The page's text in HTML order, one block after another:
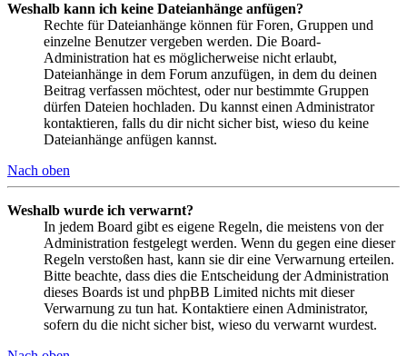
Weshalb kann ich keine Dateianhänge anfügen?
Rechte für Dateianhänge können für Foren, Gruppen und
einzelne Benutzer vergeben werden. Die Board-
Administration hat es möglicherweise nicht erlaubt,
Dateianhänge in dem Forum anzufügen, in dem du deinen
Beitrag verfassen möchtest, oder nur bestimmte Gruppen
dürfen Dateien hochladen. Du kannst einen Administrator
kontaktieren, falls du dir nicht sicher bist, wieso du keine
Dateianhänge anfügen kannst.
Nach oben
Weshalb wurde ich verwarnt?
In jedem Board gibt es eigene Regeln, die meistens von der
Administration festgelegt werden. Wenn du gegen eine dieser
Regeln verstoßen hast, kann sie dir eine Verwarnung erteilen.
Bitte beachte, dass dies die Entscheidung der Administration
dieses Boards ist und phpBB Limited nichts mit dieser
Verwarnung zu tun hat. Kontaktiere einen Administrator,
sofern du die nicht sicher bist, wieso du verwarnt wurdest.